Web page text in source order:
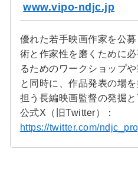
www.vipo-ndjc.jp
優れた若手映画作家を公
術と作家性を磨くために
るためのワークショップ
と同時に、作品発表の場
担う長編映画監督の発掘
公式X（旧Twitter）：
https://twitter.com/